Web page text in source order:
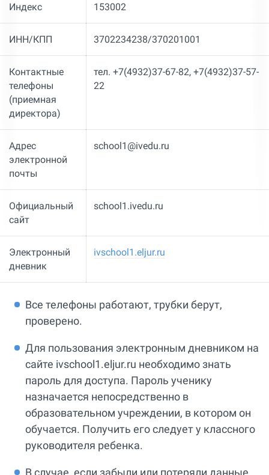
Индекс 153002
ИНН/КПП 3702234238/370201001
Контактные
телефоны
(приемная
директора)
тел. +7(4932)37-67-82, +7(4932)37-57-
22
Адрес
электронной
почты
school1@ivedu.ru
Официальный
сайт
school1.ivedu.ru
Электронный
дневник
ivschool1.eljur.ru
Все телефоны работают, трубки берут,
проверено.
Для пользования электронным дневником на
сайте ivschool1.eljur.ru необходимо знать
пароль для доступа. Пароль ученику
назначается непосредственно в
образовательном учреждении, в котором он
обучается. Получить его следует у классного
руководителя ребенка.
В случае, если забыли или потеряли данные